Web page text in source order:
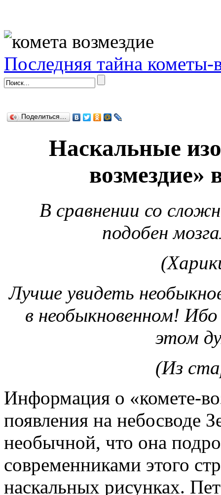
Последняя тайна кометы-
Поделиться…
Наскальные
возмездие»
В сравнении со
подобен
Лучше увидеть
в необыкновенном!
этом
(Из
Информация о «комете-
появления на небосводе
необычной, что она
современниками этого
наскальных рисунках.